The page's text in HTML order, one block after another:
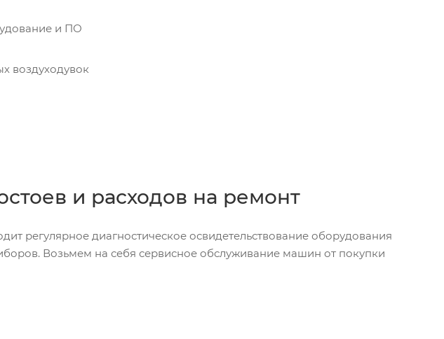
и ПО
воздуходувок
и расходов на ремонт
регулярное диагностическое освидетельствование оборудования
Возьмем на себя сервисное обслуживание машин от покупки